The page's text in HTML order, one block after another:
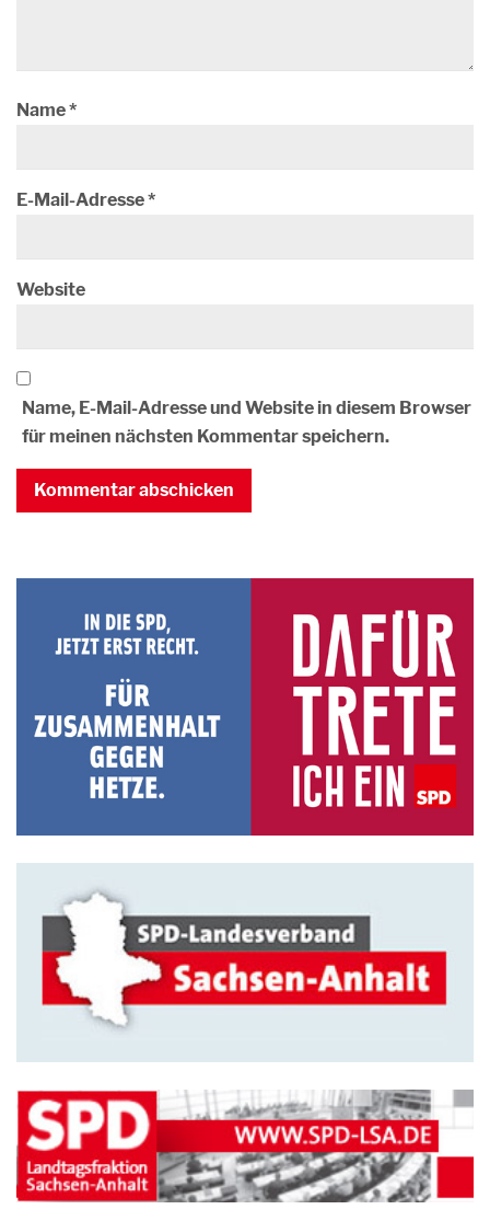
Name*
E-Mail-Adresse*
Website
Name, E-Mail-Adresse und Website in diesem Browser
für meinen nächsten Kommentar speichern.